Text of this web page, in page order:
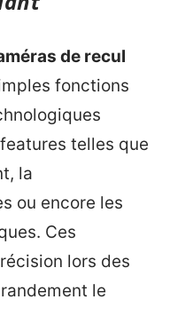
de recul
fonctions
telles que
la
ou encore les
Ces
lors des
le